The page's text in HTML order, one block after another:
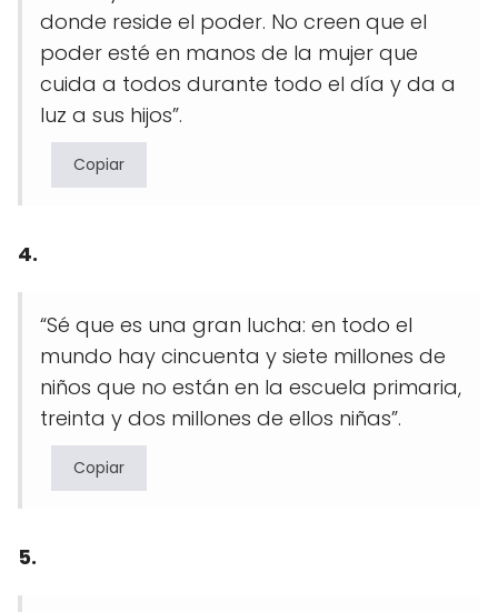
donde reside el poder. No creen que el
poder esté en manos de la mujer que
cuida a todos durante todo el día y da a
luz a sus hijos”.
Copiar
4.
“Sé que es una gran lucha: en todo el
mundo hay cincuenta y siete millones de
niños que no están en la escuela primaria,
treinta y dos millones de ellos niñas”.
Copiar
5.